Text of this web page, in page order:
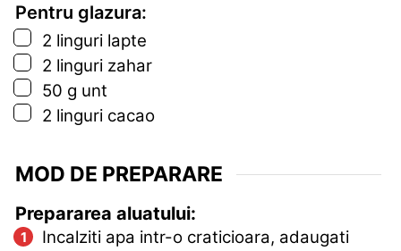
Pentru glazura:
▢
2 linguri lapte
▢
2 linguri zahar
▢
50 g unt
▢
2 linguri cacao
MOD DE PREPARARE
Prepararea aluatului:
Incalziti apa intr-o craticioara, adaugati